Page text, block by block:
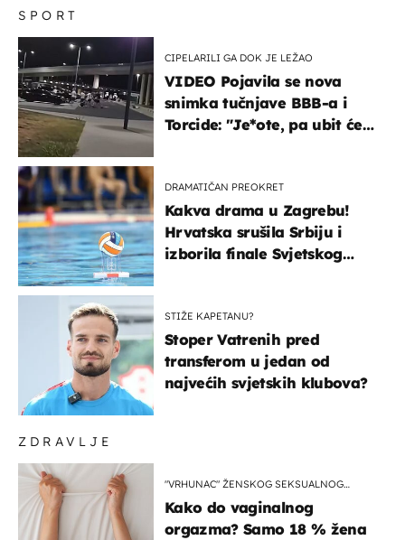
ZDRAVLJE
"VRHUNAC" ŽENSKOG SEKSUALNOG
Kako do vaginalnog
orgazma? Samo 18 % žena
SPORT
CIPELARILI GA DOK JE LEŽAO
VIDEO Pojavila se nova
snimka tučnjave BBB-a i
Torcide: "Je*ote, pa ubit će
DRAMATIČAN PREOKRET
Kakva drama u Zagrebu!
Hrvatska srušila Srbiju i
izborila finale Svjetskog
STIŽE KAPETANU?
Stoper Vatrenih pred
transferom u jedan od
najvećih svjetskih klubova?